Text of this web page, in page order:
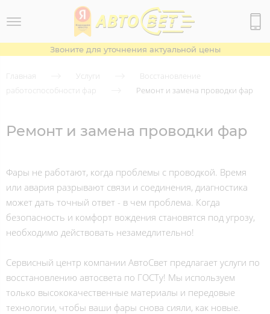
Звоните для уточнения актуальной цены
Главная Услуги
Восстановление
работоспособности фар
Ремонт и замена проводки фар
Ремонт и замена проводки фар
Фары не работают, когда проблемы с проводкой. Время
или авария разрывают связи и соединения, диагностика
может дать точный ответ - в чем проблема. Когда
безопасность и комфорт вождения становятся под угрозу,
необходимо действовать незамедлительно!
Cервисный центр компании АвтоСвет предлагает услуги по
восстановлению автосвета по ГОСТу! Мы используем
только высококачественные материалы и передовые
технологии, чтобы ваши фары снова сияли, как новые.